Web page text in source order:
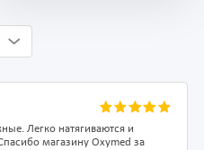
Легко натягиваются и
магазину Oxymed за